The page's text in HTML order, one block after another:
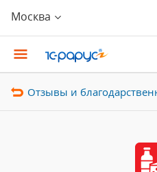
Москва
Отзывы и